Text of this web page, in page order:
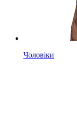
Чоловіки